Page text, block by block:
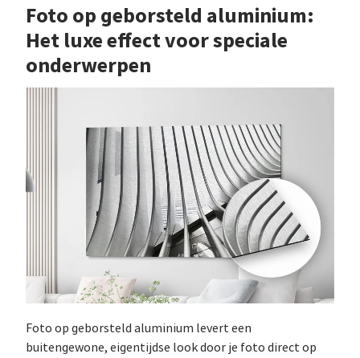
Foto op geborsteld aluminium:
Het luxe effect voor speciale
onderwerpen
Foto op geborsteld aluminium levert een
buitengewone, eigentijdse look door je foto direct op